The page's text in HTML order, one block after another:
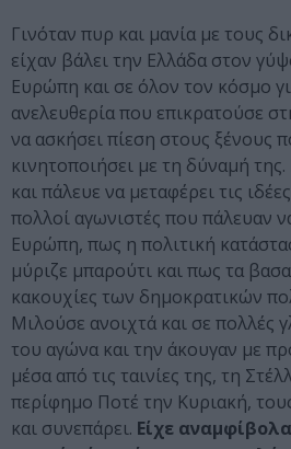
Γινόταν πυρ και μανία με τους
είχαν βάλει την Ελλάδα στον
Ευρώπη και σε όλον τον κόσμο
ανελευθερία που επικρατούσε
να ασκήσει πίεση στους ξένους
κινητοποιήσει με τη δύναμή της.
και πάλευε να μεταφέρει τις
πολλοί αγωνιστές που πάλευαν
Ευρώπη, πως η πολιτική
μύριζε μπαρούτι και πως τα
κακουχίες των δημοκρατικών
Μιλούσε ανοιχτά και σε πολλές
του αγώνα και την άκουγαν με
μέσα από τις ταινίες της, τη
περίφημο Ποτέ την Κυριακή,
και συνεπάρει. Είχε